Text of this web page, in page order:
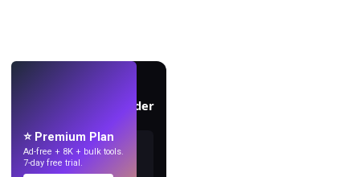
Skapa bakgrundsbilder
⭐ Premium Plan
Ad-free + 8K + bulk tools.
7-day free trial.